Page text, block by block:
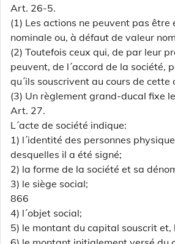
Art. 26-5.
(1) Les actions ne peuvent pas
nominale ou, à défaut de valeur
(2) Toutefois ceux qui, de par leur
peuvent, de l´accord de la société,
qu´ils souscrivent au cours de cette
(3) Un règlement grand-ducal fixe
Art. 27.
L´acte de société indique:
1) l´identité des personnes
desquelles il a été signé;
2) la forme de la société et sa
3) le siège social;
866
4) l´objet social;
5) le montant du capital souscrit